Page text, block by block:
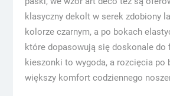
klasyczny dekolt w serek zdobiony
kolorze czarnym, a po bokach
które dopasowują się doskonale do
kieszonki to wygoda, a rozcięcia po
większy komfort codziennego